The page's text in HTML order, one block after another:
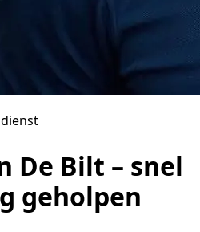
De Bilt – snel
geholpen